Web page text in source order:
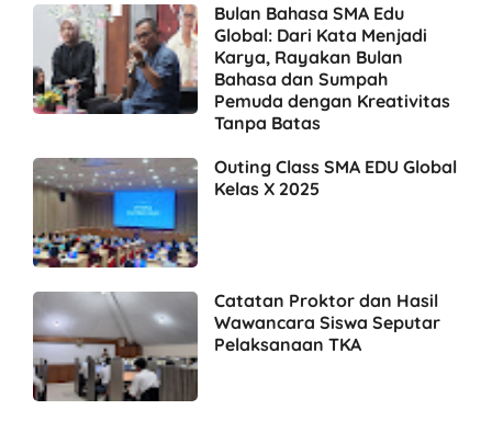
Bulan Bahasa SMA Edu
Global: Dari Kata Menjadi
Karya, Rayakan Bulan
Bahasa dan Sumpah
Pemuda dengan Kreativitas
Tanpa Batas
Outing Class SMA EDU Global
Kelas X 2025
Catatan Proktor dan Hasil
Wawancara Siswa Seputar
Pelaksanaan TKA